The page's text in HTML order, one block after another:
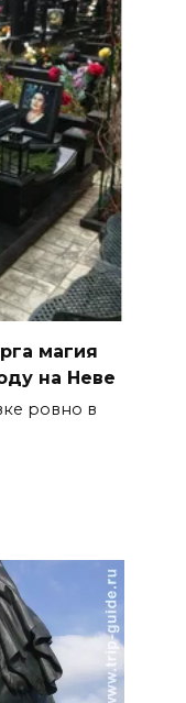
магия
на Неве
ровно в